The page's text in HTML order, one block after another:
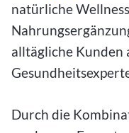
natürliche
alltägliche Kunden
Durch die